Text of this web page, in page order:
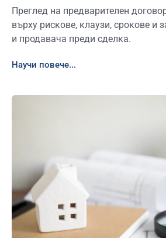
Преглед на предварителен
върху рискове, клаузи, срокове и
и продавача преди сделка.
Научи повече...